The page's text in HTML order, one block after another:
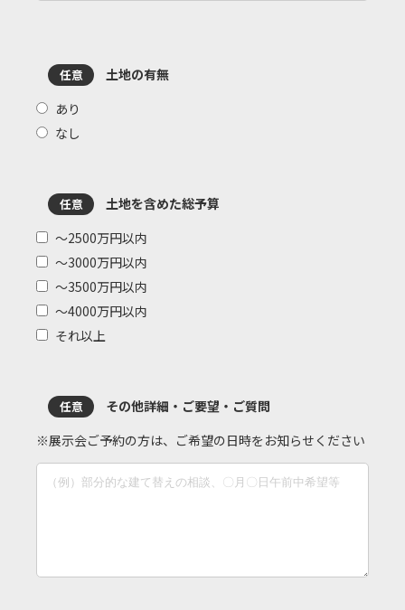
任意
土地の有無
あり
なし
任意
土地を含めた総予算
～2500万円以内
～3000万円以内
～3500万円以内
～4000万円以内
それ以上
任意
その他詳細・ご要望・ご質問
※展示会ご予約の方は、ご希望の日時をお知らせください